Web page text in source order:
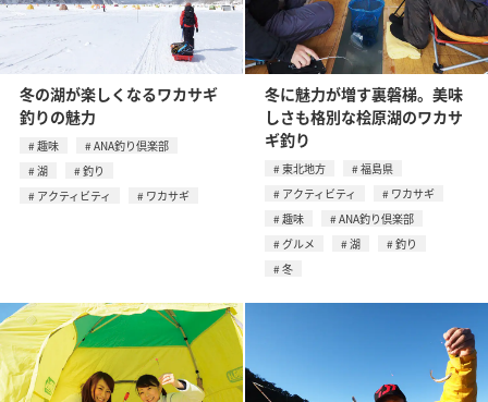
冬の湖が楽しくなるワカサギ
釣りの魅力
趣味
ANA釣り倶楽部
湖
釣り
アクティビティ
ワカサギ
冬に魅力が増す裏磐梯。美味
しさも格別な桧原湖のワカサ
ギ釣り
東北地方
福島県
アクティビティ
ワカサギ
趣味
ANA釣り倶楽部
グルメ
湖
釣り
冬